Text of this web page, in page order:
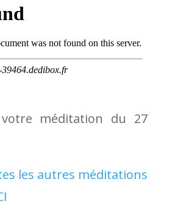
votre méditation du 27
les autres méditations